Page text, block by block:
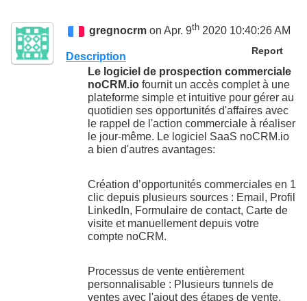
gregnocrm on Apr. 9th 2020 10:40:26 AM
Report
Description
Le logiciel de prospection commerciale
noCRM.io fournit un accès complet à une
plateforme simple et intuitive pour gérer au
quotidien ses opportunités d'affaires avec
le rappel de l'action commerciale à réaliser
le jour-même. Le logiciel SaaS noCRM.io
a bien d'autres avantages:
Création d’opportunités commerciales en 1
clic depuis plusieurs sources : Email, Profil
LinkedIn, Formulaire de contact, Carte de
visite et manuellement depuis votre
compte noCRM.
Processus de vente entièrement
personnalisable : Plusieurs tunnels de
ventes avec l'ajout des étapes de vente,